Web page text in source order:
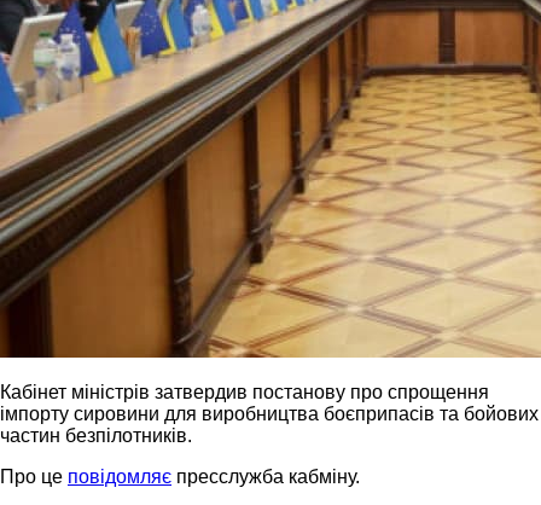
Кабінет міністрів затвердив постанову про спрощення
імпорту сировини для виробництва боєприпасів та бойових
частин безпілотників.
Про це повідомляє пресслужба кабміну.